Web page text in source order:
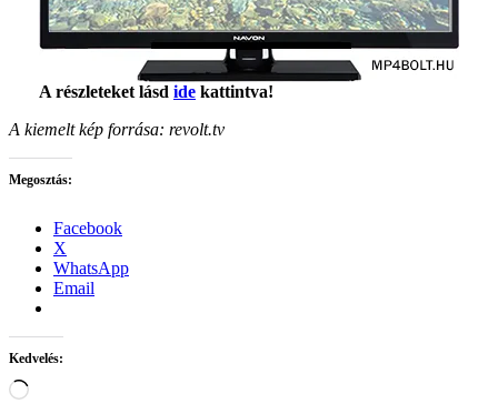
A részleteket lásd ide kattintva!
A kiemelt kép forrása: revolt.tv
Megosztás:
Facebook
X
WhatsApp
Email
Kedvelés:
Loading…